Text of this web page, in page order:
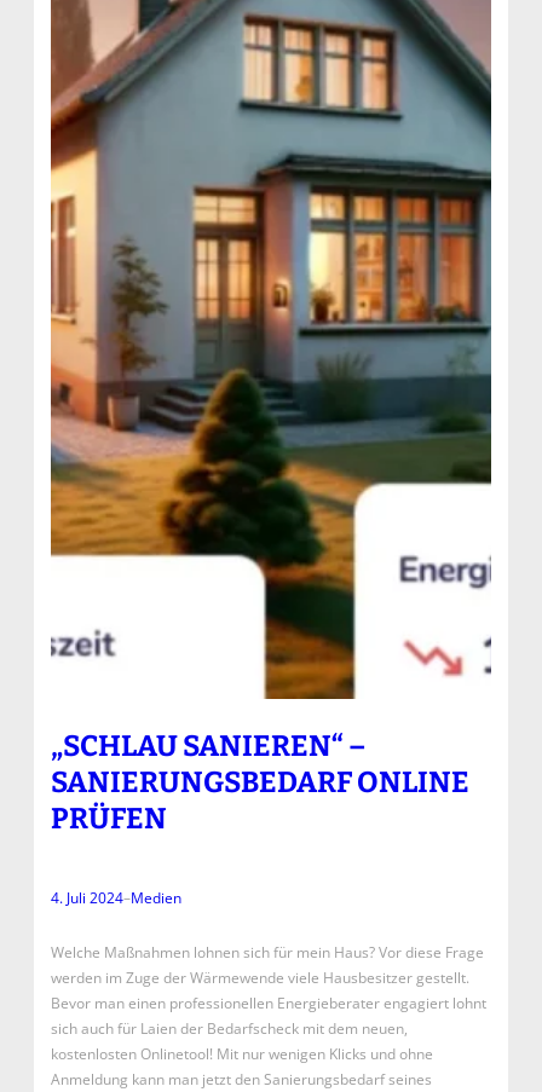
„SCHLAU SANIEREN“ –
SANIERUNGSBEDARF ONLINE
PRÜFEN
4. Juli 2024–Medien
Welche Maßnahmen lohnen sich für mein Haus? Vor diese Frage
werden im Zuge der Wärmewende viele Hausbesitzer gestellt.
Bevor man einen professionellen Energieberater engagiert lohnt
sich auch für Laien der Bedarfscheck mit dem neuen,
kostenlosten Onlinetool! Mit nur wenigen Klicks und ohne
Anmeldung kann man jetzt den Sanierungsbedarf seines